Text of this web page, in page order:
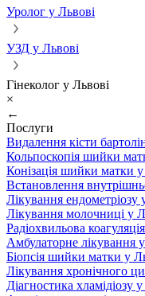
Уролог у Львові
УЗД у Львові
Гінеколог у Львові
×
←
Послуги
Видалення кісти
Кольпоскопія шийки
Конізація шийки матки у
Встановлення
Лікування ендометріозу
Лікування молочниці у
Радіохвильова
Амбулаторне лікування
Біопсія шийки матки у
Лікування хронічного
Діагностика хламідіозу